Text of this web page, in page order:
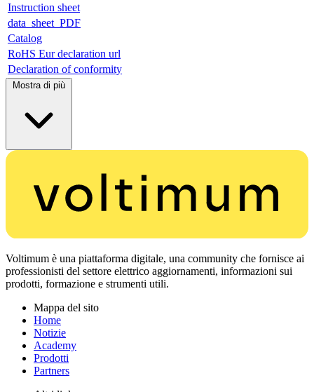
Instruction sheet
data_sheet_PDF
Catalog
RoHS Eur declaration url
Declaration of conformity
Mostra di più
Voltimum è una piattaforma digitale, una community che fornisce ai
professionisti del settore elettrico aggiornamenti, informazioni sui
prodotti, formazione e strumenti utili.
Mappa del sito
Home
Notizie
Academy
Prodotti
Partners